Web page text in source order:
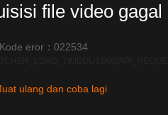
file video gagal
Kode eror：022534
ulang dan coba lagi